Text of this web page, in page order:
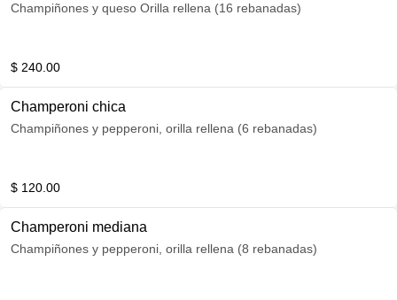
Champiñones y queso Orilla rellena (16 rebanadas)
$ 240.00
Champeroni chica
Champiñones y pepperoni, orilla rellena (6 rebanadas)
$ 120.00
Champeroni mediana
Champiñones y pepperoni, orilla rellena (8 rebanadas)